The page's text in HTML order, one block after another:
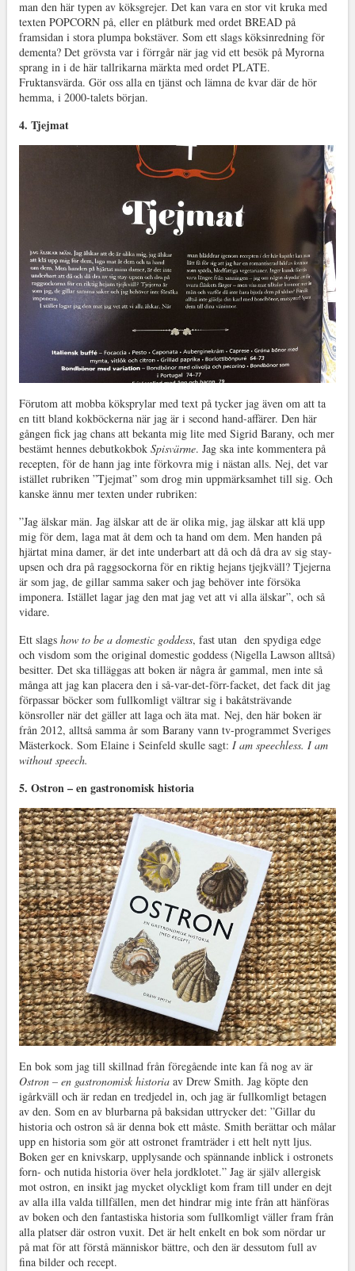
man den här typen av köksgrejer. Det kan vara en stor vit kruka med
texten POPCORN på, eller en plåtburk med ordet BREAD på
framsidan i stora plumpa bokstäver. Som ett slags köksinredning för
dementa? Det grövsta var i förrgår när jag vid ett besök på Myrorna
sprang in i de här tallrikarna märkta med ordet PLATE.
Fruktansvärda. Gör oss alla en tjänst och lämna de kvar där de hör
hemma, i 2000-talets början.
4. Tjejmat
Förutom att mobba köksprylar med text på tycker jag även om att ta
en titt bland kokböckerna när jag är i second hand-affärer. Den här
gången fick jag chans att bekanta mig lite med Sigrid Barany, och mer
bestämt hennes debutkokbok Spisvärme. Jag ska inte kommentera på
recepten, för de hann jag inte förkovra mig i nästan alls. Nej, det var
istället rubriken ”Tjejmat” som drog min uppmärksamhet till sig. Och
kanske ännu mer texten under rubriken:
”Jag älskar män. Jag älskar att de är olika mig, jag älskar att klä upp
mig för dem, laga mat åt dem och ta hand om dem. Men handen på
hjärtat mina damer, är det inte underbart att då och då dra av sig stay-
upsen och dra på raggsockorna för en riktig hejans tjejkväll? Tjejerna
är som jag, de gillar samma saker och jag behöver inte försöka
imponera. Istället lagar jag den mat jag vet att vi alla älskar”, och så
vidare.
Ett slags how to be a domestic goddess, fast utan den spydiga edge
och visdom som the original domestic goddess (Nigella Lawson alltså)
besitter. Det ska tilläggas att boken är några år gammal, men inte så
många att jag kan placera den i så-var-det-förr-facket, det fack dit jag
förpassar böcker som fullkomligt vältrar sig i bakåtsträvande
könsroller när det gäller att laga och äta mat. Nej, den här boken är
från 2012, alltså samma år som Barany vann tv-programmet Sveriges
Mästerkock. Som Elaine i Seinfeld skulle sagt: I am speechless. I am
without speech.
5. Ostron – en gastronomisk historia
En bok som jag till skillnad från föregående inte kan få nog av är
Ostron – en gastronomisk historiaav Drew Smith. Jag köpte den
igårkväll och är redan en tredjedel in, och jag är fullkomligt betagen
av den. Som en av blurbarna på baksidan uttrycker det: ”Gillar du
historia och ostron så är denna bok ett måste. Smith berättar och målar
upp en historia som gör att ostronet framträder i ett helt nytt ljus.
Boken ger en knivskarp, upplysande och spännande inblick i ostronets
forn- och nutida historia över hela jordklotet.” Jag är själv allergisk
mot ostron, en insikt jag mycket olyckligt kom fram till under en dejt
av alla illa valda tillfällen, men det hindrar mig inte från att hänföras
av boken och den fantastiska historia som fullkomligt väller fram från
alla platser där ostron vuxit. Det är helt enkelt en bok som nördar ur
på mat för att förstå människor bättre, och den är dessutom full av
fina bilder och recept.